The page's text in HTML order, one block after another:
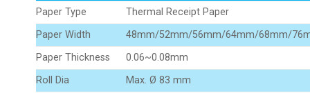
Paper Type
Thermal Receipt Paper
Paper Width
48mm/52mm/56mm/64mm/68mm/
Paper Thickness
0.06~0.08mm
Roll Dia
Max. Ø 83 mm